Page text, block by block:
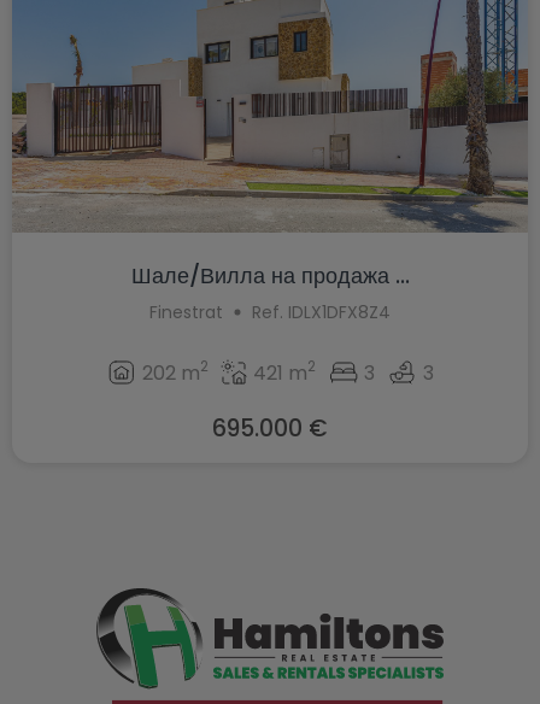
Шале/Вилла на продажа ...
Finestrat Ref. IDLX1DFX8Z4
202 m2 421 m2 3 3
695.000 €